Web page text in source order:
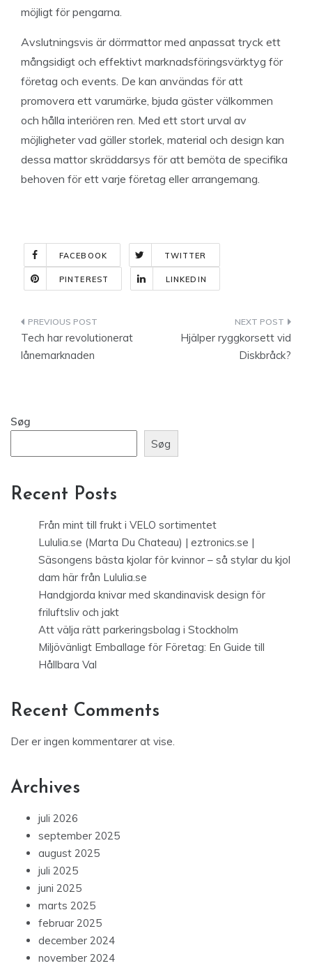
möjligt för pengarna.
Avslutningsvis är dörrmattor med anpassat tryck ett
mångsidigt och effektivt marknadsföringsvärktyg för
företag och events. De kan användas för att
promovera ett varumärke, bjuda gäster välkommen
och hålla interiören ren. Med ett stort urval av
möjligheter vad gäller storlek, material och design kan
dessa mattor skräddarsys för att bemöta de specifika
behoven för ett varje företag eller arrangemang.
FACEBOOK TWITTER
PINTEREST LINKEDIN
Indlægsnavigation
Tech har revolutionerat
lånemarknaden
Hjälper ryggkorsett vid
Diskbråck?
Søg
Søg
Recent Posts
Från mint till frukt i VELO sortimentet
Lululia.se (Marta Du Chateau) | eztronics.se |
Säsongens bästa kjolar för kvinnor – så stylar du kjol
dam här från Lululia.se
Handgjorda knivar med skandinavisk design för
friluftsliv och jakt
Att välja rätt parkeringsbolag i Stockholm
Miljövänligt Emballage för Företag: En Guide till
Hållbara Val
Recent Comments
Der er ingen kommentarer at vise.
Archives
juli 2026
september 2025
august 2025
juli 2025
juni 2025
marts 2025
februar 2025
december 2024
november 2024